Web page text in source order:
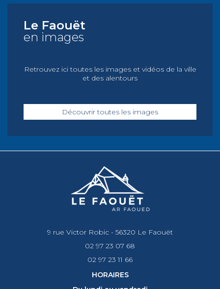
Le Faouët
en images
Retrouvez ici toutes les images et vidéos de la ville
et des alentours
Découvrir toutes les images
9 rue Victor Robic - 56320 Le Faouët
02 97 23 07 68
02 97 23 11 66
HORAIRES